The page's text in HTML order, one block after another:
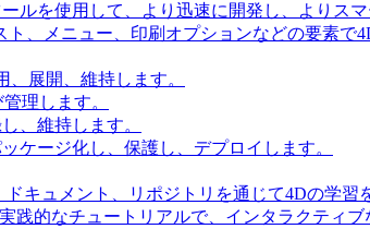
ルを使用して、より迅速に開発し、よりスマ
ト、メニュー、印刷オプションなどの要素で
展開、維持します。
理します。
、維持します。
ケージ化し、保護し、デプロイします。
キュメント、リポジトリを通じて4Dの学習
践的なチュートリアルで、インタラクティ